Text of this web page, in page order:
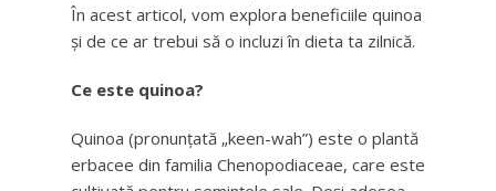
În acest articol, vom explora beneficiile quinoa
și de ce ar trebui să o incluzi în dieta ta zilnică.
Ce este quinoa?
Quinoa (pronunțată „keen-wah”) este o plantă
erbacee din familia Chenopodiaceae, care este